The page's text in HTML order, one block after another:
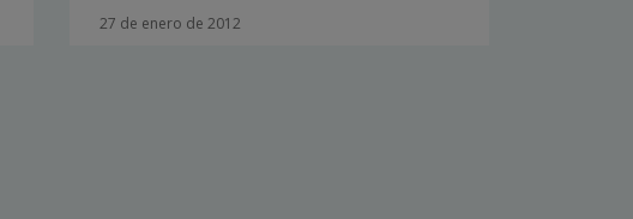
27 de enero de 2012